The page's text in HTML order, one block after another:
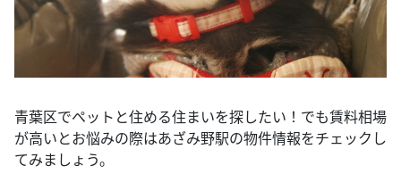
青葉区でペットと住める住まいを探したい！でも賃料相場
が高いとお悩みの際はあざみ野駅の物件情報をチェックし
てみましょう。